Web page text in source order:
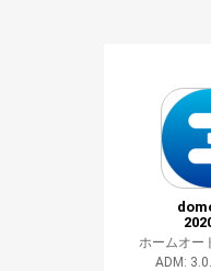
ホームオー
ADM: